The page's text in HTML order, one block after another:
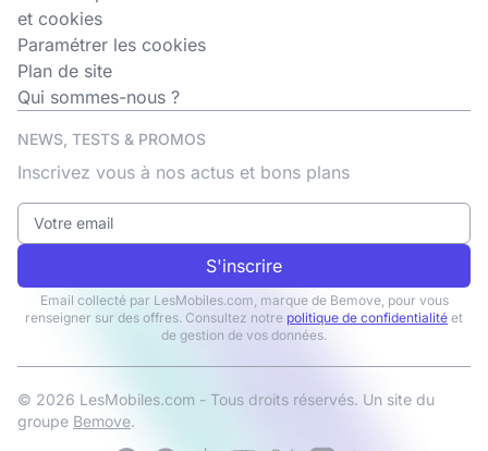
et cookies
Paramétrer les cookies
Plan de site
Qui sommes-nous ?
NEWS, TESTS & PROMOS
Inscrivez vous à nos actus et bons plans
S'inscrire
Email collecté par LesMobiles.com, marque de Bemove, pour vous
renseigner sur des offres. Consultez notre politique de confidentialité et
de gestion de vos données.
© 2026 LesMobiles.com - Tous droits réservés. Un site du
groupe Bemove.